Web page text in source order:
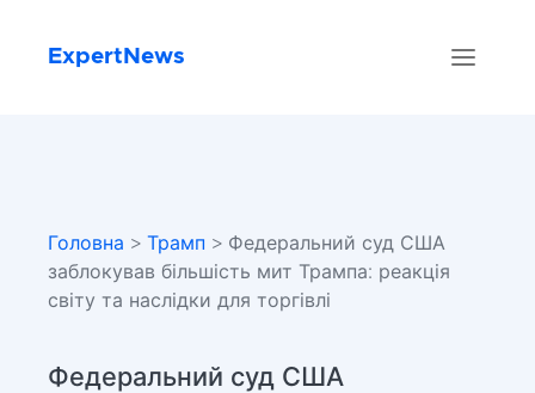
ExpertNews
Головна > Трамп > Федеральний суд США
заблокував більшість мит Трампа: реакція
світу та наслідки для торгівлі
Федеральний суд США